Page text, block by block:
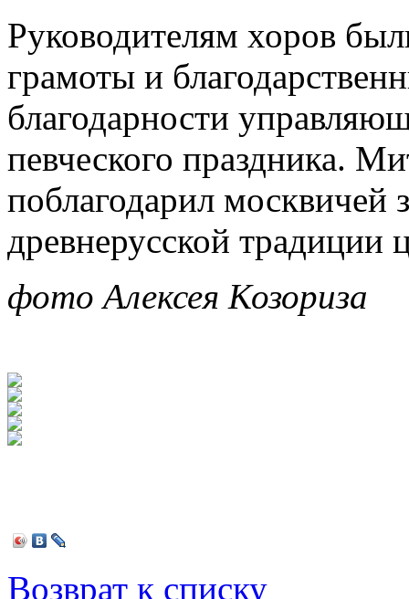
Руководителям хоров
грамоты и
благодарности
певческого праздника.
поблагодарил москвичей
древнерусской традиции
фото Алексея Козориза
Возврат к списку